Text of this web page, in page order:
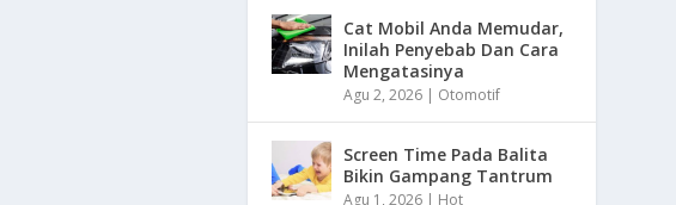
Cat Mobil Anda Memudar,
Inilah Penyebab Dan Cara
Mengatasinya
Agu 2, 2026 | Otomotif
Screen Time Pada Balita
Bikin Gampang Tantrum
Agu 1, 2026 | Hot